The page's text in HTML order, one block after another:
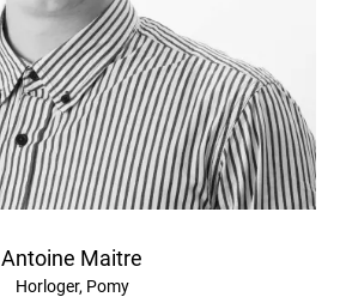
Antoine Maitre
Horloger, Pomy